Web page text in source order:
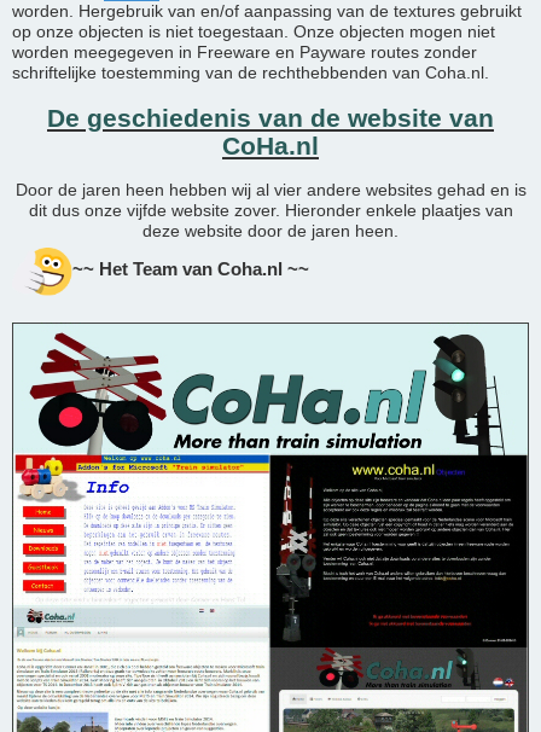
worden. Hergebruik van en/of aanpassing van de textures gebruikt
op onze objecten is niet toegestaan. Onze objecten mogen niet
worden meegegeven in Freeware en Payware routes zonder
schriftelijke toestemming van de rechthebbenden van Coha.nl.
De geschiedenis van de website van
CoHa.nl
Door de jaren heen hebben wij al vier andere websites gehad en is
dit dus onze vijfde website zover. Hieronder enkele plaatjes van
deze website door de jaren heen.
~~ Het Team van Coha.nl ~~